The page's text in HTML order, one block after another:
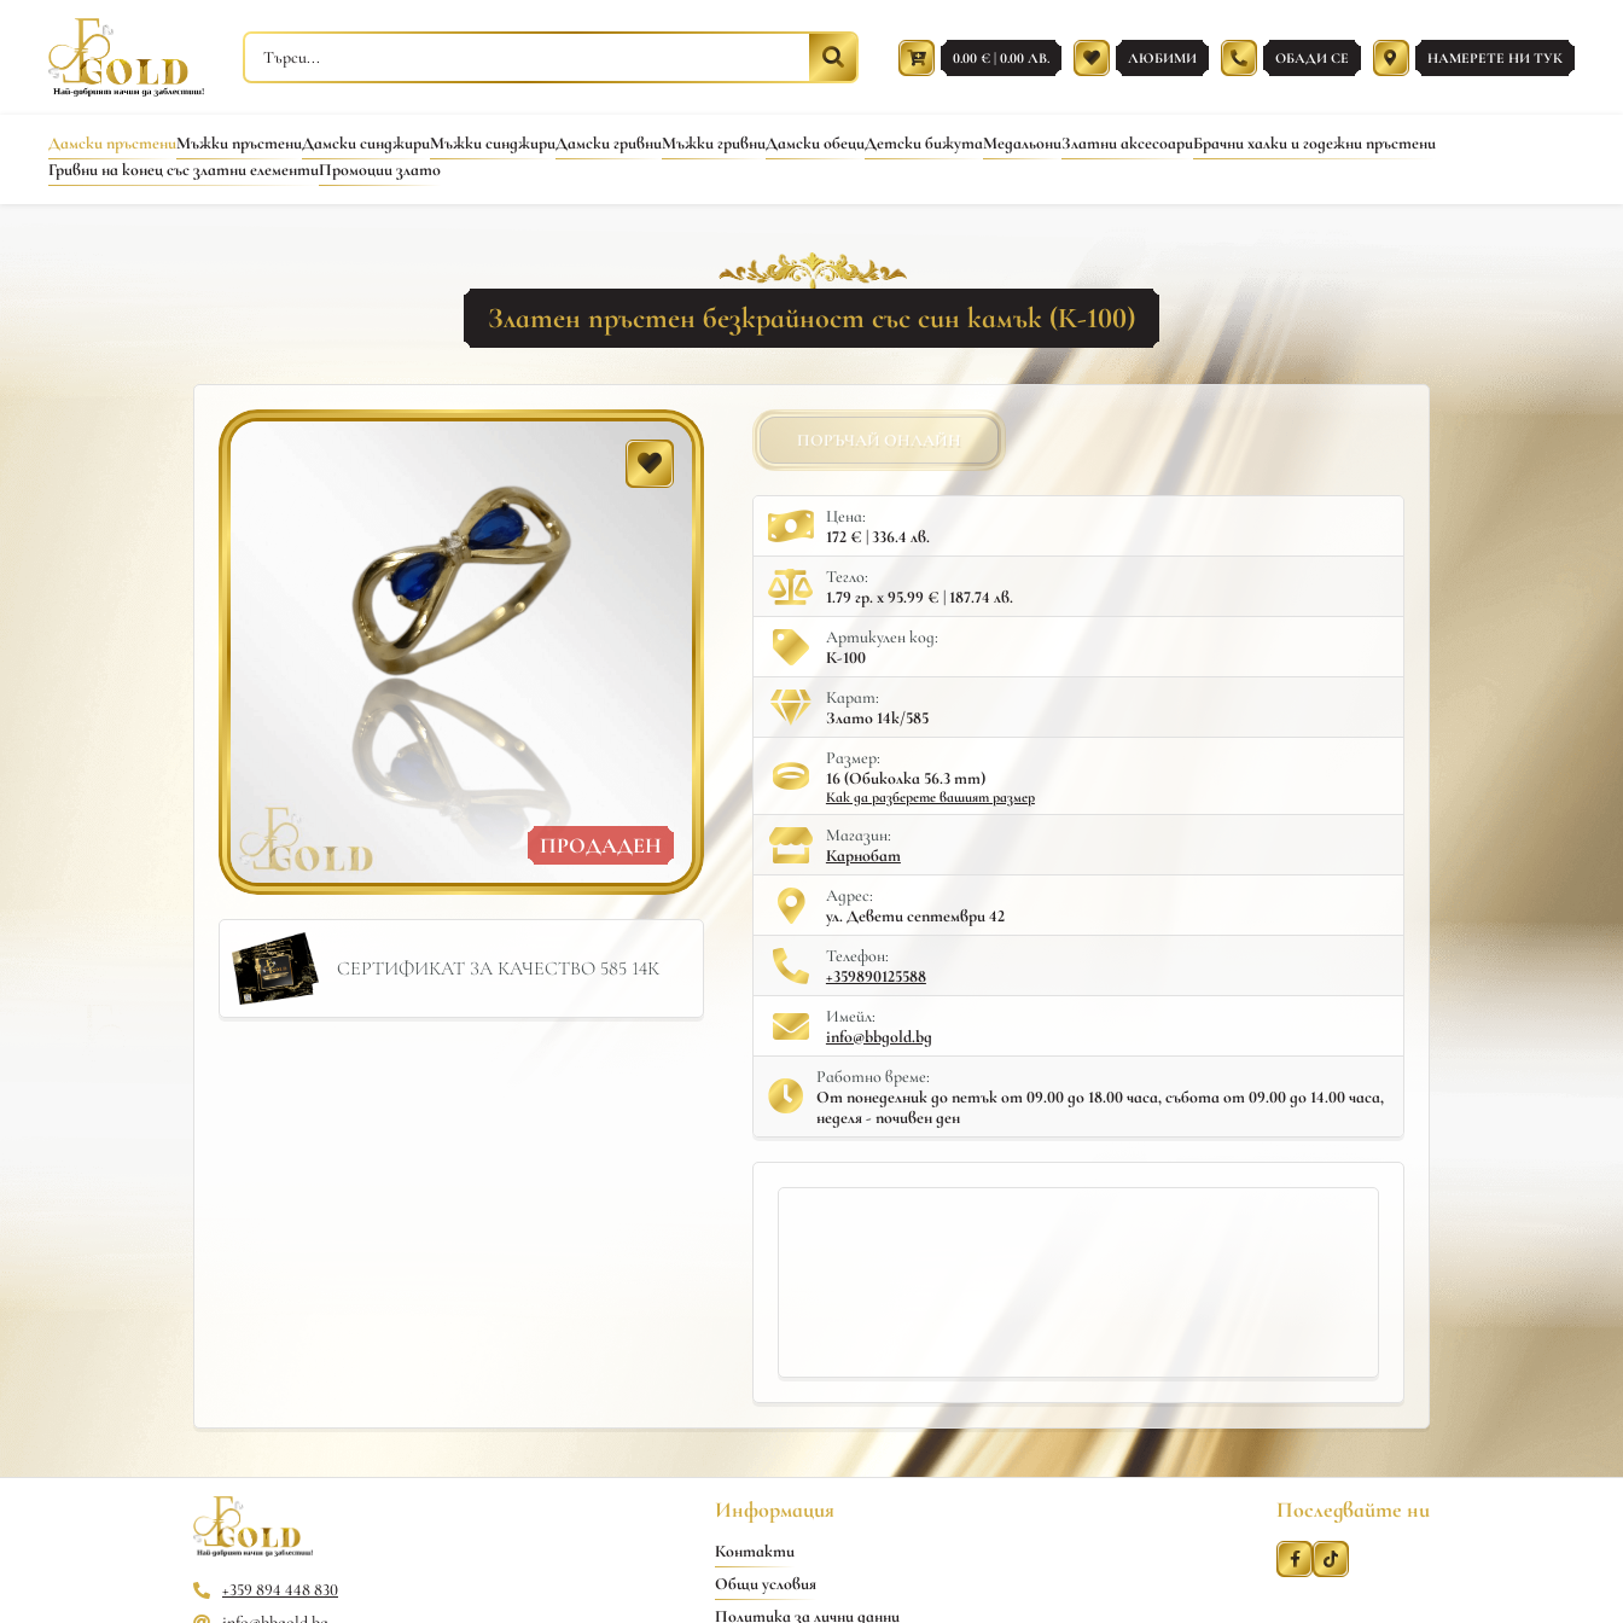
0.00 € | 0.00 ЛВ. ЛЮБИМИ ОБАДИ СЕ НАМЕРЕТЕ НИ ТУК
Дамски пръстениМъжки пръстениДамски синджириМъжки синджириДамски гривниМъжки гривниДамски обециДетски бижутаМедальониЗлатни аксесоариБрачни халки и годежни пръстени
Гривни на конец със златни елементиПромоции злато
Златен пръстен безкрайност със син камък (К-100)
ПРОДАДЕН
СЕРТИФИКАТ ЗА КАЧЕСТВО 585 14К
ПОРЪЧАЙ ОНЛАЙН
Цена:
172 € | 336.4 лв.
Тегло:
1.79 гр. x 95.99 € | 187.74 лв.
Артикулен код:
К-100
Карат:
Злато 14к/585
Размер:
16 (Обиколка 56.3 mm)
Как да разберете вашият размер
Mагазин:
Карнобат
Адрес:
ул. Девети септември 42
Телефон:
+359890125588
Имейл:
info@bbgold.bg
Работно време:
От понеделник до петък от 09.00 до 18.00 часа, събота от 09.00 до 14.00 часа,
неделя - почивен ден
+359 894 448 830
Информация
Контакти
Общи условия
Политика за лични данни
Последвайте ни